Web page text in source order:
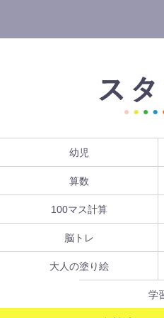
幼児
算数
100マス計算
脳トレ
大人の塗り絵
学